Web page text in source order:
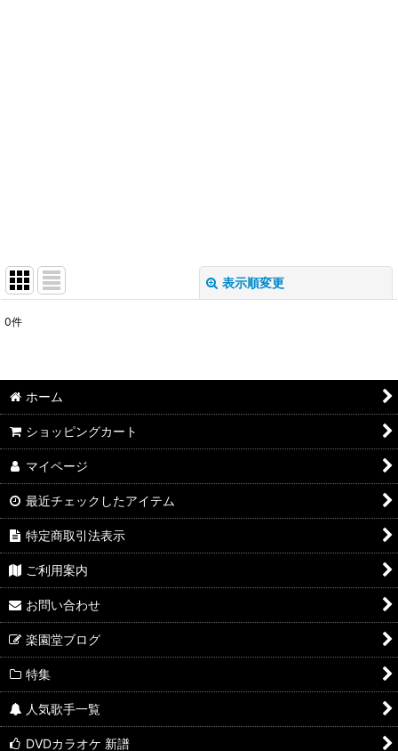
表示順変更
並び順:
0件
ホーム
ショッピングカート
マイページ
最近チェックしたアイテム
特定商取引法表示
ご利用案内
お問い合わせ
楽園堂ブログ
特集
人気歌手一覧
DVDカラオケ 新譜